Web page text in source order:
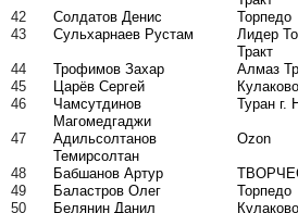
42 Солдатов Денис Торпедо
43
Сульхарнаев Рустам
Лидер
Тракт
44 Трофимов Захар Алмаз
45
Царёв Сергей Кулаково
46
Чамсутдинов
Магомедгаджи
Туран г.
47
Адильсолтанов
Темирсолтан
Ozon
48 Бабшанов Артур
49
Баластров Олег Торпедо
50
Белянин Данил Кулаково